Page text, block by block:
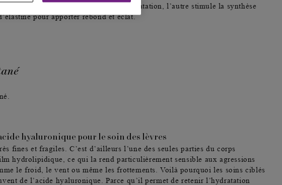
combattre la déshydratation
, l’autre stimule la synthèse
pour apporter rebond et éclat.
hyaluronique pour le soin des lèvres
fines et fragiles. C’est d’ailleurs l’une des seules parties du corps
hydrolipidique, ce qui la rend particulièrement sensible aux agressions
le froid, le vent ou même les frottements. Voilà pourquoi les soins ciblés
de l’acide hyaluronique. Parce qu’il permet de retenir l’hydratation